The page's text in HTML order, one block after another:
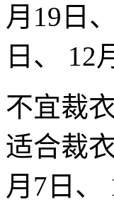
月19日
日、 12
不宜裁
适合裁
月7日、